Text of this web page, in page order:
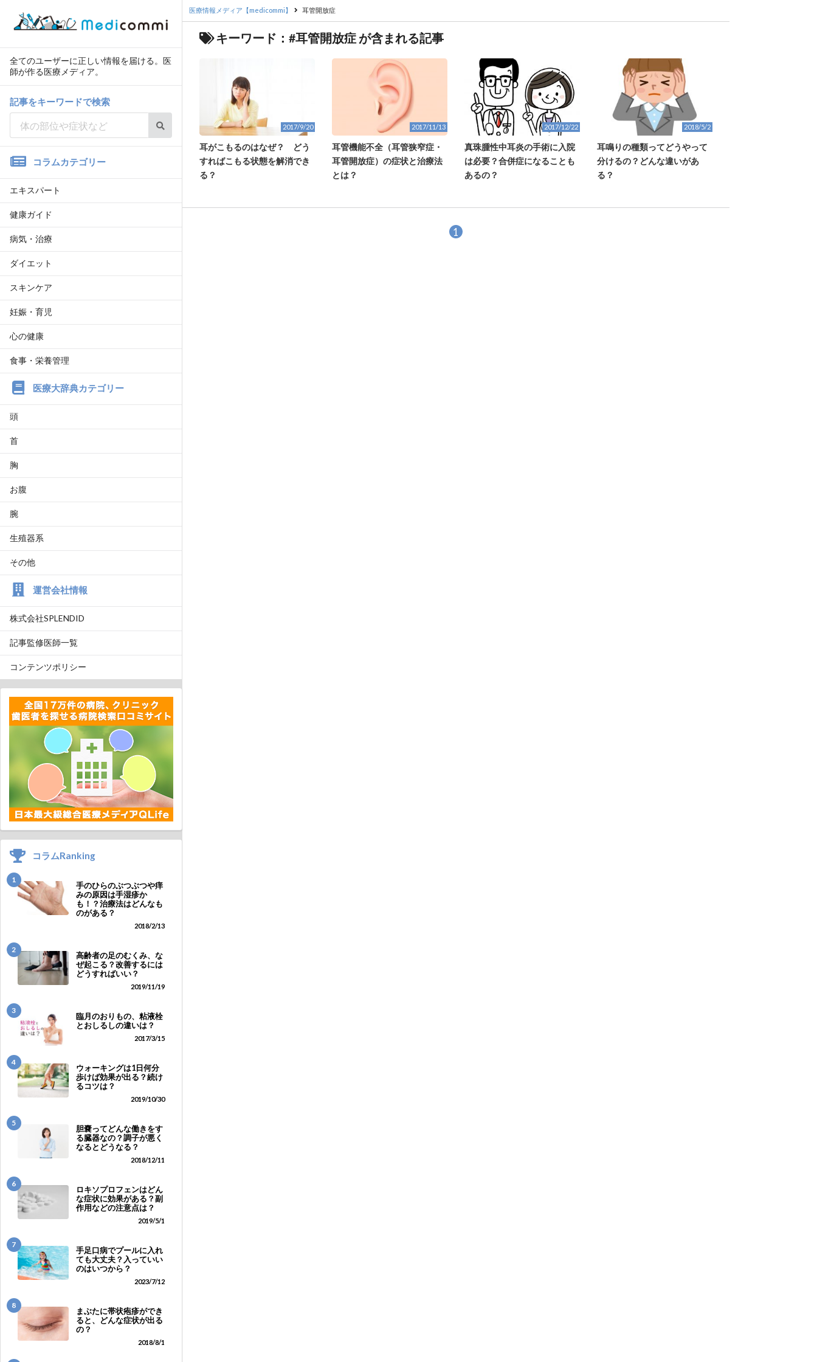
全てのユーザーに正しい情報を届ける。医
師が作る医療メディア。
記事をキーワードで検索
コラムカテゴリー
エキスパート
健康ガイド
病気・治療
ダイエット
スキンケア
妊娠・育児
心の健康
食事・栄養管理
医療大辞典カテゴリー
頭
首
胸
お腹
腕
生殖器系
その他
運営会社情報
株式会社SPLENDID
記事監修医師一覧
コンテンツポリシー
コラムRanking
1
手のひらのぶつぶつや痒
みの原因は手湿疹か
も！？治療法はどんなも
のがある？
2018/2/13
2
高齢者の足のむくみ、な
ぜ起こる？改善するには
どうすればいい？
2019/11/19
3
臨月のおりもの、粘液栓
とおしるしの違いは？
2017/3/15
4
ウォーキングは1日何分
歩けば効果が出る？続け
るコツは？
2019/10/30
5
胆嚢ってどんな働きをす
る臓器なの？調子が悪く
なるとどうなる？
2018/12/11
6
ロキソプロフェンはどん
な症状に効果がある？副
作用などの注意点は？
2019/5/1
7
手足口病でプールに入れ
ても大丈夫？入っていい
のはいつから？
2023/7/12
8
まぶたに帯状疱疹ができ
ると、どんな症状が出る
の？
2018/8/1
医療情報メディア【medicommi】 耳管開放症
キーワード：#耳管開放症 が含まれる記事
2017/9/20
耳がこもるのはなぜ？ どう
すればこもる状態を解消でき
る？
2017/11/13
耳管機能不全（耳管狭窄症・
耳管開放症）の症状と治療法
とは？
2017/12/22
真珠腫性中耳炎の手術に入院
は必要？合併症になることも
あるの？
2018/5/2
耳鳴りの種類ってどうやって
分けるの？どんな違いがあ
る？
1